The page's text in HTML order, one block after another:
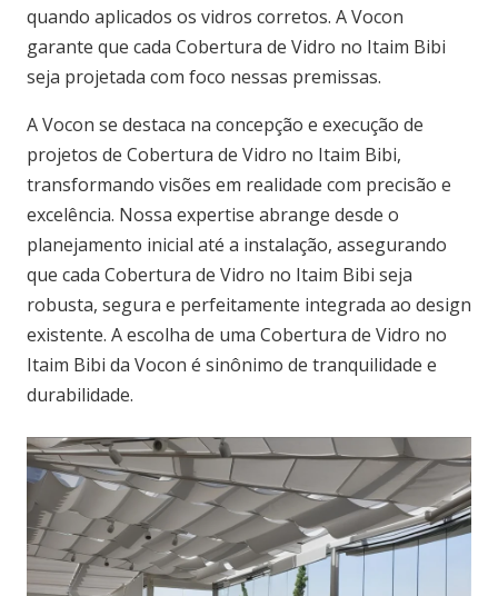
quando aplicados os vidros corretos. A Vocon
garante que cada Cobertura de Vidro no Itaim Bibi
seja projetada com foco nessas premissas.
A Vocon se destaca na concepção e execução de
projetos de Cobertura de Vidro no Itaim Bibi,
transformando visões em realidade com precisão e
excelência. Nossa expertise abrange desde o
planejamento inicial até a instalação, assegurando
que cada Cobertura de Vidro no Itaim Bibi seja
robusta, segura e perfeitamente integrada ao design
existente. A escolha de uma Cobertura de Vidro no
Itaim Bibi da Vocon é sinônimo de tranquilidade e
durabilidade.